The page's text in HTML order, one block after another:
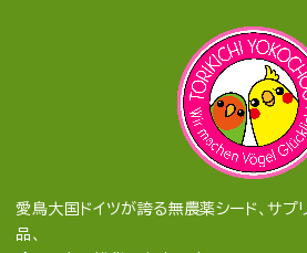
愛鳥大国ドイツが誇る無農薬シード、サプ
品、